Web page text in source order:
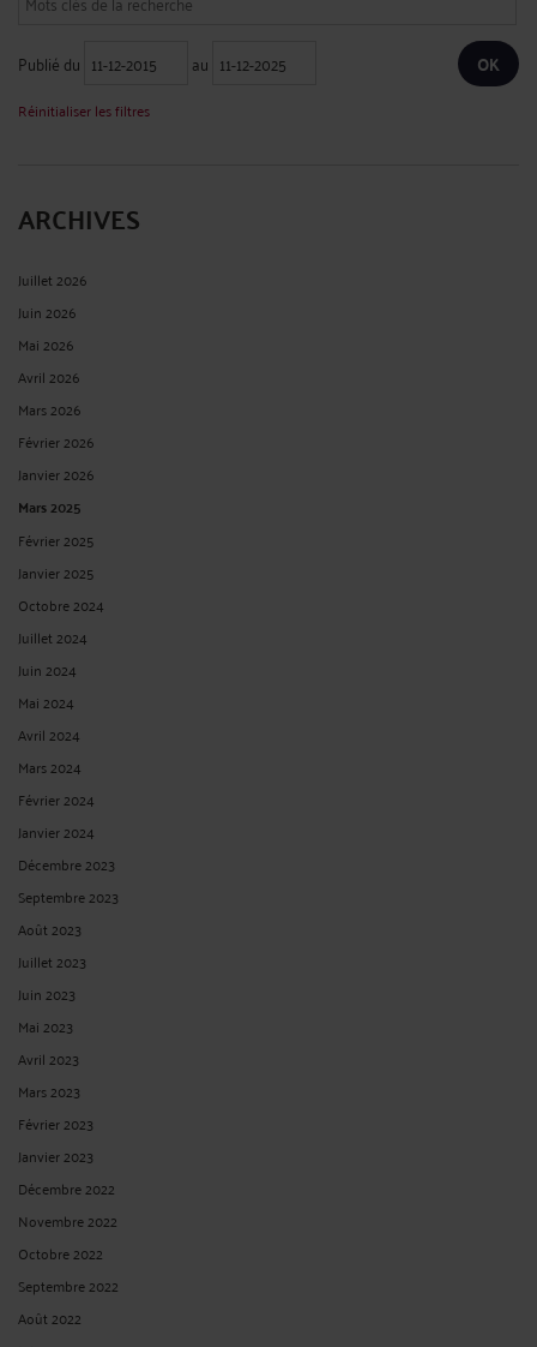
Depuis le 1er mars 2019 est entrée pleinement en vigueur la loi « asile et
immigration » du 10 septembre 2018 qui vient substantiellement remodeler la
procédure en matière d’asile. Parmi les mesures phares ayant fait leur apparition
Lire la suite
>
LICENCIEMENT DISCIPLINAIRE : LE REFUS D'EFFECTUER UNE
TÂCHE NE CORRESPONDANT PAS À SA QUALIFICATION N'EST PAS
CONSTITUTIF D’UNE FAUTE
ParGrégoire HERVET
Si un salarié peut être licencié pour un motif personnel et plus spécifiquement
pour un motif disciplinaire comme une faute simple, grave ou lourde, ledit
licenciement doit respecter un ensemble de modalités et règles procédurales.
Tout d’abord, il convient de distinguer la faute simple, la faute grave et la ...
CHANGER D’EMPLOYEUR AVEC LE TITRE DE SÉJOUR « SALARIÉ »
Le titre de séjour « salarié » est délivré à l’étranger souhaitant exercer en France
seulement dans les cas où la personne peut se prévaloir d’un CDI ou d’une ...
la suite >